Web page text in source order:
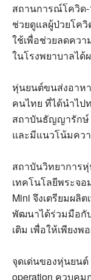
สถานการณ์โควิด
ช่วยดูแลผู้ป่วยโค
ใช้เพื่อช่วยลดควา
ในโรงพยาบาลได้
หุ่นยนต์ขนส่งอาหา
คนไทย ที่ได้นำไป
สถาบันธัญญารักษ์
และมีแนวโน้มคว
สถาบันวิทยาการ
เทคโนโลยีพระจ
Mini จึงเตรียมผลิ
พัฒนาได้ร่วมมือกับ
เติม เพื่อให้เพียง
จุดเด่นของหุ่นยนต์
operation ควบคุม